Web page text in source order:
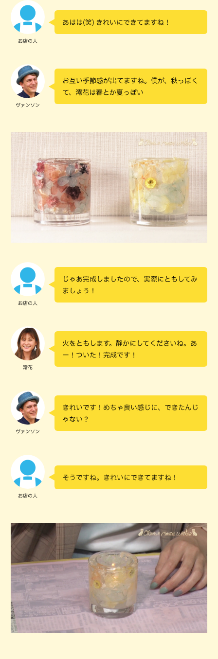
お店の人
あはは(笑) きれいにできてますね！
ヴァンソン
お互い季節感が出てますね。僕が、秋っぽく
て、澪花は春とか夏っぽい
お店の人
じゃあ完成しましたので、実際にともしてみ
ましょう！
澪花
火をともします。静かにしてくださいね。あ
ー！ついた！完成です！
ヴァンソン
きれいです！めちゃ良い感じに、できたんじ
ゃない？
お店の人
そうですね。きれいにできてますね！